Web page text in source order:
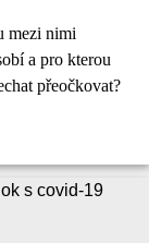
mezi nimi
a pro kterou
přeočkovat?